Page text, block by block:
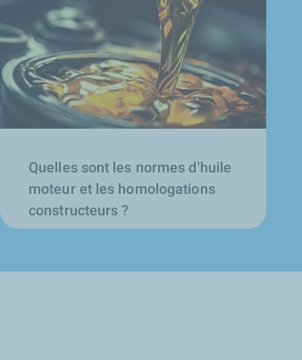
Quelles sont les normes d'huile
moteur et les homologations
constructeurs ?